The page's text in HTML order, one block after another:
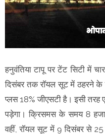
हनुवंतिया टापू पर टेंट सिटी में
दिसंबर तक रॉयल सूट में ठहरने के
प्लस 18% जीएसटी है। इसी
पड़ेगा। क्रिसमस के समय 8
वहीं, रॉयल सूट में 9 दिसंबर से